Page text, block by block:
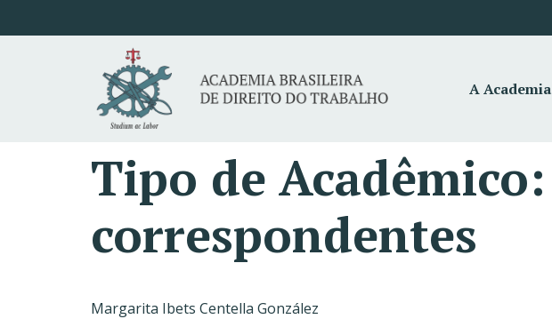
A Academia
Tipo de Acadêmico:
correspondentes
Margarita Ibets Centella González